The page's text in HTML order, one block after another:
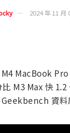
2024 年 11 月
MacBook
M3 Max 快
資料